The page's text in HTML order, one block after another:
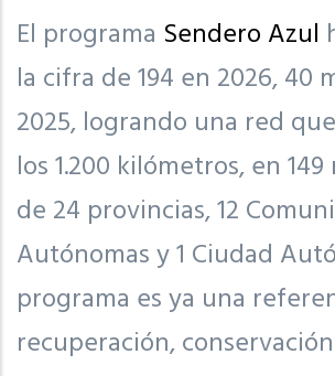
El programa Sendero Azul
la cifra de 194 en 2026, 40
2025, logrando una red
los 1.200 kilómetros, en
de 24 provincias, 12
Autónomas y 1 Ciudad
programa es ya una
recuperación,